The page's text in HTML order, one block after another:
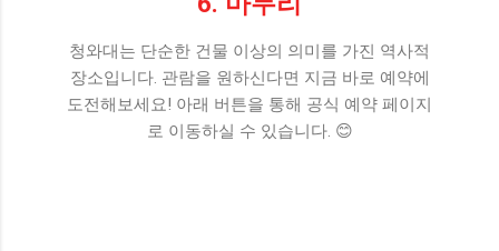
청와대는 단순한 건물 이상의 의미를 가진 역사적
장소입니다. 관람을 원하신다면 지금 바로 예약에
도전해보세요! 아래 버튼을 통해 공식 예약 페이지
로 이동하실 수 있습니다. 😊